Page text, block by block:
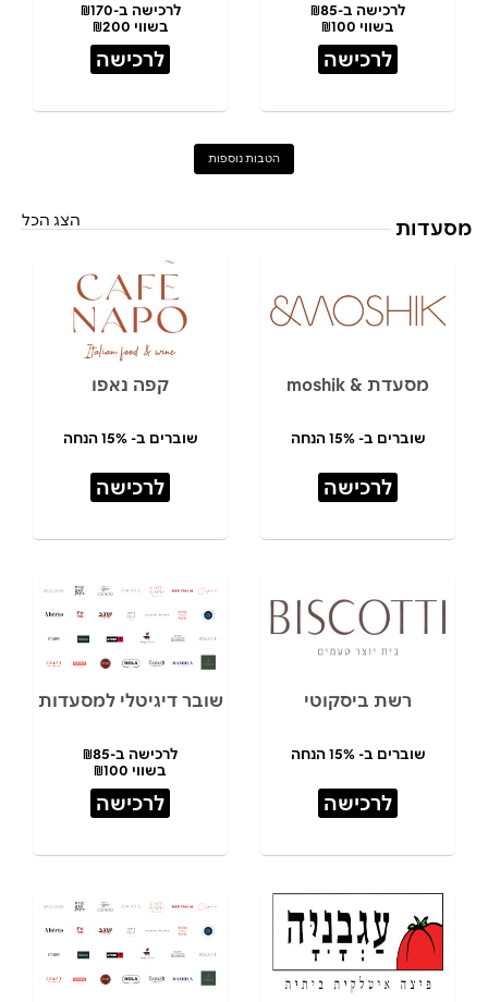
לרכישה ב-₪85
בשווי ₪100
לרכישה
לרכישה ב-₪170
בשווי ₪200
לרכישה
הטבות נוספות
מסעדות הצג הכל
מסעדת & moshik
שוברים ב- 15% הנחה
לרכישה
קפה נאפו
שוברים ב- 15% הנחה
לרכישה
רשת ביסקוטי
שוברים ב- 15% הנחה
לרכישה
שובר דיגיטלי למסעדות
לרכישה ב-₪85
בשווי ₪100
לרכישה